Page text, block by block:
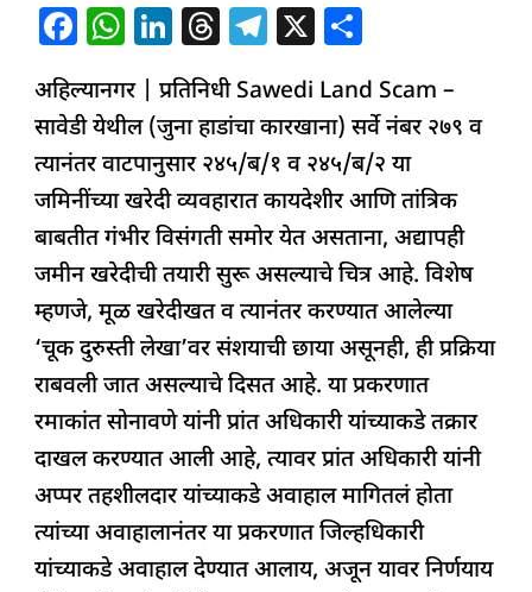
F
c
e
b
o
o
k
W
at
s
A
p
p
Li
n
k
e
dI
n
T
h
re
a
d
s
T
e
g
ra
m
X
ar
e
अहिल्यानगर | प्रतिनिधी Sawedi Land Scam –
सावेडी येथील (जुना हाडांचा कारखाना) सर्वे नंबर २७९ व
त्यानंतर वाटपानुसार २४५/ब/१ व २४५/ब/२ या
जमिनींच्या खरेदी व्यवहारात कायदेशीर आणि तांत्रिक
बाबतीत गंभीर विसंगती समोर येत असताना, अद्यापही
जमीन खरेदीची तयारी सुरू असल्याचे चित्र आहे. विशेष
म्हणजे, मूळ खरेदीखत व त्यानंतर करण्यात आलेल्या
‘चूक दुरुस्ती लेखा’वर संशयाची छाया असूनही, ही प्रक्रिया
राबवली जात असल्याचे दिसत आहे. या प्रकरणात
रमाकांत सोनावणे यांनी प्रांत अधिकारी यांच्याकडे तक्रार
दाखल करण्यात आली आहे, त्यावर प्रांत अधिकारी यांनी
अप्पर तहशीलदार यांच्याकडे अवाहाल मागितलं होता
त्यांच्या अवाहालानंतर या प्रकरणात जिल्हधिकारी
यांच्याकडे अवाहाल देण्यात आलाय, अजून यावर निर्णयाय